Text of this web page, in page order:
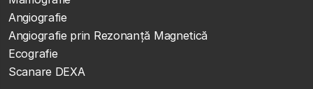
Angiografie
Angiografie prin Rezonanță Magnetică
Ecografie
Scanare DEXA